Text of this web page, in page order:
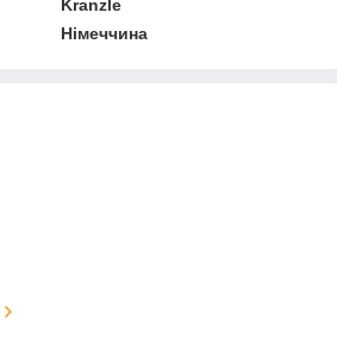
Kranzle
Німеччина